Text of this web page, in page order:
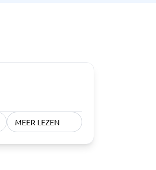
MEER LEZEN